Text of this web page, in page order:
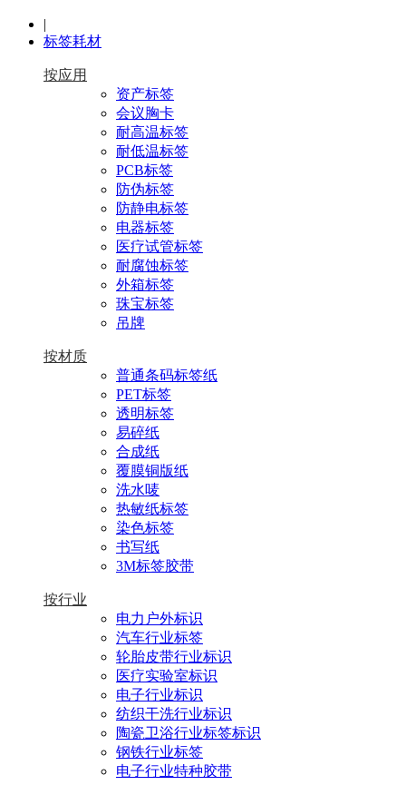
|
标签耗材
按应用
资产标签
会议胸卡
耐高温标签
耐低温标签
PCB标签
防伪标签
防静电标签
电器标签
医疗试管标签
耐腐蚀标签
外箱标签
珠宝标签
吊牌
按材质
普通条码标签纸
PET标签
透明标签
易碎纸
合成纸
覆膜铜版纸
洗水唛
热敏纸标签
染色标签
书写纸
3M标签胶带
按行业
电力户外标识
汽车行业标签
轮胎皮带行业标识
医疗实验室标识
电子行业标识
纺织干洗行业标识
陶瓷卫浴行业标签标识
钢铁行业标签
电子行业特种胶带